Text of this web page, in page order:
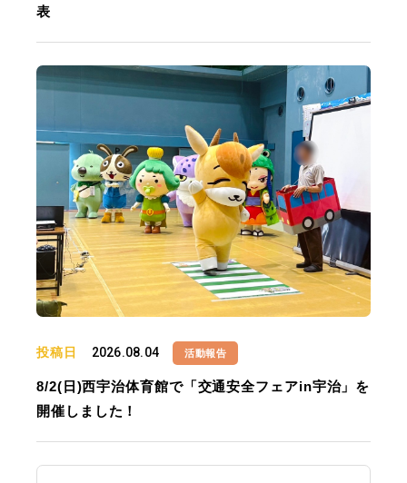
表
投稿日 2026.08.04 活動報告
8/2(日)西宇治体育館で「交通安全フェアin宇治」を
開催しました！